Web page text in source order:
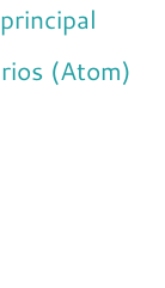
(Atom)